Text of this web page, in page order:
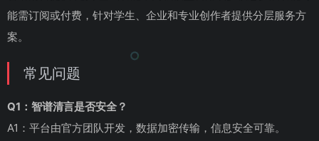
能需订阅或付费，针对学生、企业和专业创作者提供分层服务方
案。
常见问题
Q1：智谱清言是否安全？
A1：平台由官方团队开发，数据加密传输，信息安全可靠。